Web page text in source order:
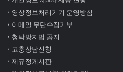
영상정보처리기기 운영방침
이메일 무단수집거부
청탁방지법 공지
고충상담신청
제규정게시판